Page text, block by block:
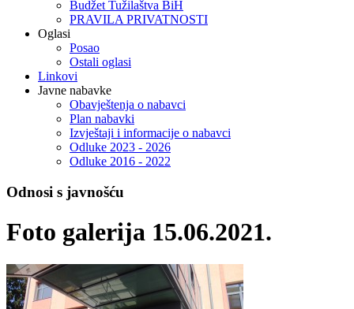
Budžet Tužilaštva BiH
PRAVILA PRIVATNOSTI
Oglasi
Posao
Ostali oglasi
Linkovi
Javne nabavke
Obavještenja o nabavci
Plan nabavki
Izvještaji i informacije o nabavci
Odluke 2023 - 2026
Odluke 2016 - 2022
Odnosi s javnošću
Foto galerija 15.06.2021.